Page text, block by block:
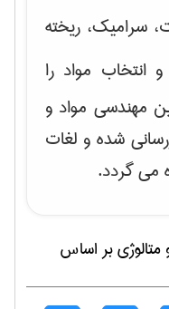
سرامیک، ریخته
انتخاب مواد را
مهندسی مواد و
شده و لغات
می گردد.
بر اساس